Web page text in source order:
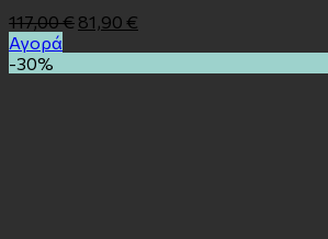
117,00€ 81,90 €
Αγορά
-30%